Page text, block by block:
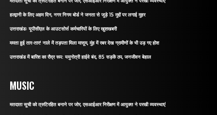
हल्द्वानी के लिए अहम दिन, नगर निगम बोर्ड ने जनता से जुड़े 15 मुद्दों पर लगाई मुहर
उत्तराखंडः यूपीसीएल के आउटसोर्स कर्मचारियों के लिए खुशखबरी
ममता हुई तार-तार! नाले में तड़पता मिला मासूम, मुंह में रबर देख ग्रामीणों के भी उड़ गए होश
उत्तराखंड में बारिश का रौद्र रूप: यमुनोत्री हाईवे बंद, 85 सड़कें ठप, जनजीवन बेहाल
MUSIC
मतदाता सूची को त्रुटिरहित बनाने पर जोर, एसआईआर निरीक्षण में आयुक्त ने परखी व्यवस्थाएं